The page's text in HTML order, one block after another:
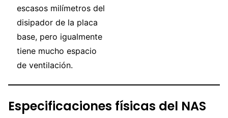
escasos milímetros del
disipador de la placa
base, pero igualmente
tiene mucho espacio
de ventilación.
Especificaciones físicas del NAS